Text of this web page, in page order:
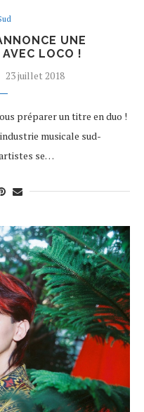
UNE
LOCO !
23 juillet 2018
préparer un titre en duo !
musicale sud-
se…